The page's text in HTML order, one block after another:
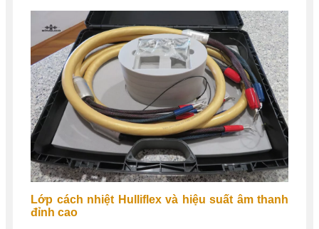
Lớp cách nhiệt Hulliflex và hiệu suất âm thanh
đỉnh cao